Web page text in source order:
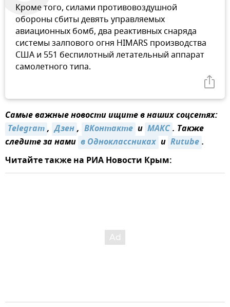
Кроме того, силами противовоздушной
обороны сбиты девять управляемых
авиационных бомб, два реактивных снаряда
системы залпового огня HIMARS производства
США и 551 беспилотный летательный аппарат
самолетного типа.
Самые важные новости ищите в наших соцсетях:
Telegram, Дзен, ВКонтакте и МАКС. Также
следите за нами в Одноклассниках и Rutube.
Читайте также на РИА Новости Крым: